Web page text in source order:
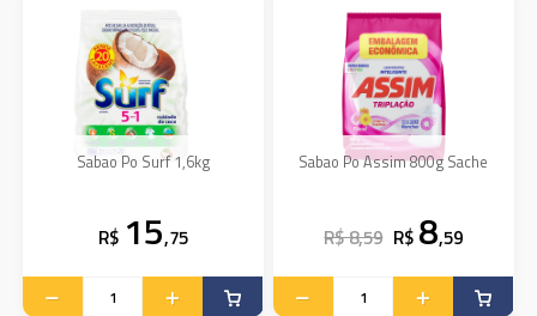
Sabao Po Surf 1,6kg
R$ 15,75
Sabao Po Assim 800g Sache
R$ 8,59 R$ 8,59